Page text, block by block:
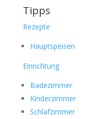
Tipps
Rezepte
Hauptspeisen
Einrichtung
Badezimmer
Kinderzimmer
Schlafzimmer